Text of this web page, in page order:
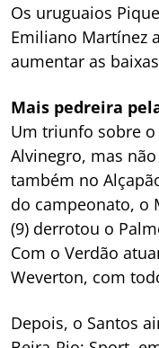
Os uruguaios
Emiliano Martínez
aumentar as
Mais pedreira
Um triunfo sobre
Alvinegro, mas
também no
do campeonato, o
(9) derrotou o
Com o Verdão
Weverton, com
Depois, o Santos